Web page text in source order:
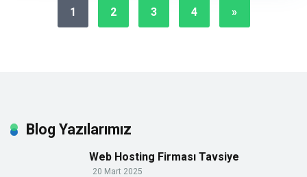
1 2 3 4 »
Blog Yazılarımız
Web Hosting Firması Tavsiye
20 Mart 2025